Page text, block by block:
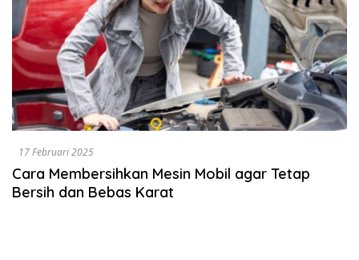
17 Februari 2025
Cara Membersihkan Mesin Mobil agar Tetap
Bersih dan Bebas Karat